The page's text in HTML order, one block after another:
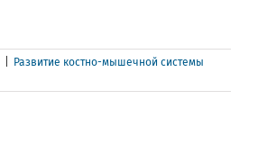
Развитие костно-мышечной системы